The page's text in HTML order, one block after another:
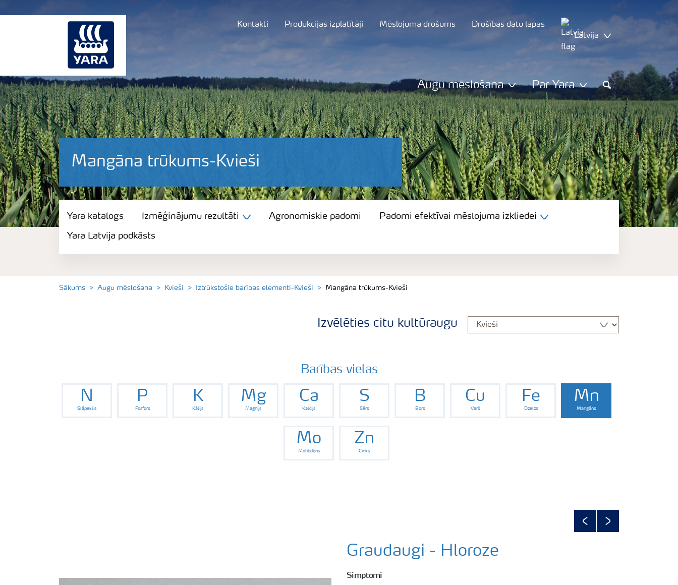
Kontakti Produkcijas izplatītāji Mēslojuma drošums
Drošības datu lapas
Latvija
Augu mēslošana
Par Yara
Search
Mangāna trūkums-Kvieši
Yara katalogs
Izmēģinājumu rezultāti
Yara katalogs Izmēģinājumu rezultāti Agronomiskie padomi Padomi efektīvai mēslojuma izkliedei
Yara Latvija podkāsts
Sākums Augu mēslošana Kvieši Iztrūkstošie barības elementi-Kvieši Mangāna trūkums-Kvieši
Izvēlēties citu kultūraugu
Barības vielas
N
Slāpeklis
P
Fosfors
K
Kālijs
Mg
Magnijs
Ca
Kalcijs
S
Sērs
B
Bors
Cu
Varš
Fe
Dzelzs
Mn
Mangāns
Mo
Molibdēns
Zn
Cinks
PreviousNext
Graudaugi - Hloroze
Simptomi